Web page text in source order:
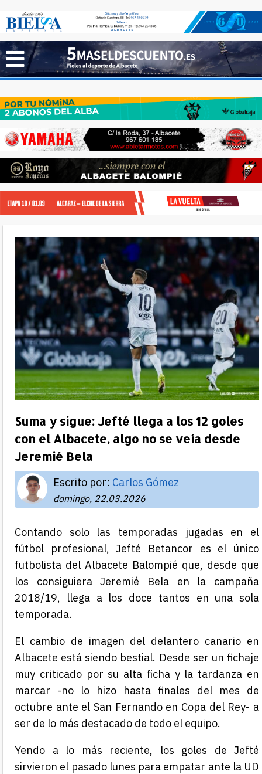
Suma y sigue: Jefté llega a los 12 goles
con el Albacete, algo no se veía desde
Jeremié Bela
Escrito por: Carlos Gómez
domingo, 22.03.2026
Contando solo las temporadas jugadas en el
fútbol profesional, Jefté Betancor es el único
futbolista del Albacete Balompié que, desde que
los consiguiera Jeremié Bela en la campaña
2018/19, llega a los doce tantos en una sola
temporada.
El cambio de imagen del delantero canario en
Albacete está siendo bestial. Desde ser un fichaje
muy criticado por su alta ficha y la tardanza en
marcar -no lo hizo hasta finales del mes de
octubre ante el San Fernando en Copa del Rey- a
ser de lo más destacado de todo el equipo.
Yendo a lo más reciente, los goles de Jefté
sirvieron el pasado lunes para empatar ante la UD